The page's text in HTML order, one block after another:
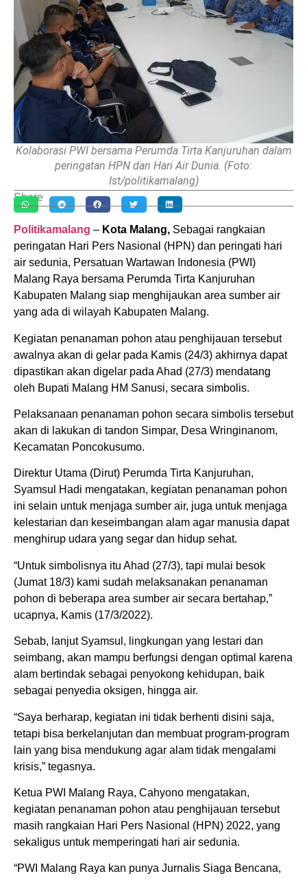
Kolaborasi PWI bersama Perumda Tirta Kanjuruhan dalam
peringatan HPN dan Hari Air Dunia. (Foto:
Ist/politikamalang)
Share
Politikamalang – Kota Malang, Sebagai rangkaian
peringatan Hari Pers Nasional (HPN) dan peringati hari
air sedunia, Persatuan Wartawan Indonesia (PWI)
Malang Raya bersama Perumda Tirta Kanjuruhan
Kabupaten Malang siap menghijaukan area sumber air
yang ada di wilayah Kabupaten Malang.
Kegiatan penanaman pohon atau penghijauan tersebut
awalnya akan di gelar pada Kamis (24/3) akhirnya dapat
dipastikan akan digelar pada Ahad (27/3) mendatang
oleh Bupati Malang HM Sanusi, secara simbolis.
Pelaksanaan penanaman pohon secara simbolis tersebut
akan di lakukan di tandon Simpar, Desa Wringinanom,
Kecamatan Poncokusumo.
Direktur Utama (Dirut) Perumda Tirta Kanjuruhan,
Syamsul Hadi mengatakan, kegiatan penanaman pohon
ini selain untuk menjaga sumber air, juga untuk menjaga
kelestarian dan keseimbangan alam agar manusia dapat
menghirup udara yang segar dan hidup sehat.
“Untuk simbolisnya itu Ahad (27/3), tapi mulai besok
(Jumat 18/3) kami sudah melaksanakan penanaman
pohon di beberapa area sumber air secara bertahap,”
ucapnya, Kamis (17/3/2022).
Sebab, lanjut Syamsul, lingkungan yang lestari dan
seimbang, akan mampu berfungsi dengan optimal karena
alam bertindak sebagai penyokong kehidupan, baik
sebagai penyedia oksigen, hingga air.
“Saya berharap, kegiatan ini tidak berhenti disini saja,
tetapi bisa berkelanjutan dan membuat program-program
lain yang bisa mendukung agar alam tidak mengalami
krisis,” tegasnya.
Ketua PWI Malang Raya, Cahyono mengatakan,
kegiatan penanaman pohon atau penghijauan tersebut
masih rangkaian Hari Pers Nasional (HPN) 2022, yang
sekaligus untuk memperingati hari air sedunia.
“PWI Malang Raya kan punya Jurnalis Siaga Bencana,